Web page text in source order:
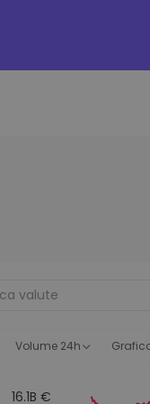
utili per performance
Volume 24h
16.1B €